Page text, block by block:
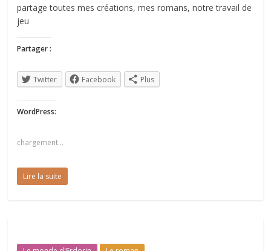
partage toutes mes créations, mes romans, notre travail de
jeu
Partager :
Twitter Facebook Plus
WordPress:
chargement…
Lire la suite